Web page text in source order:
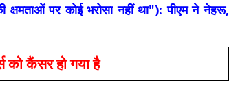
पर कोई भरोसा नहीं था"): पीएम ने नेहरू,
कैंसर हो गया है